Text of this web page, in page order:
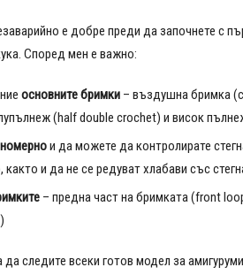
е добре преди да започнете с
Според мен е важно:
основните бримки – въздушна бримка
(half double crochet) и висок
и да можете да контролирате
както и да не се редуват хлабави със
– предна част на бримката (front
следите всеки готов модел за